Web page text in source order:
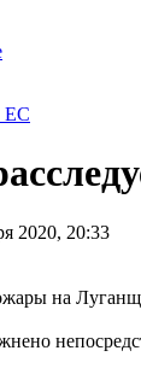
ЕС
2020, 20:33